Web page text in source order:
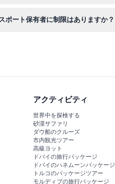
ポート保有者に制限はありますか？
アクティビティ
世界中を探検する
砂漠サファリ
ダウ船のクルーズ
市内観光ツアー
高級ヨット
ドバイの旅行パッケージ
ドバイのハネムーンパッケージ
トルコのパッケージツアー
モルディブの旅行パッケージ